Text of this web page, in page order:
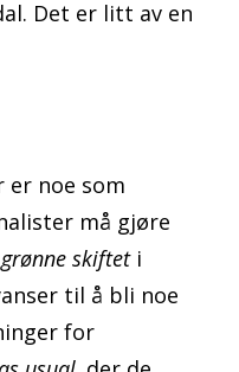
Det er litt av en
noe som
må gjøre
skifteti
til å bli noe
for